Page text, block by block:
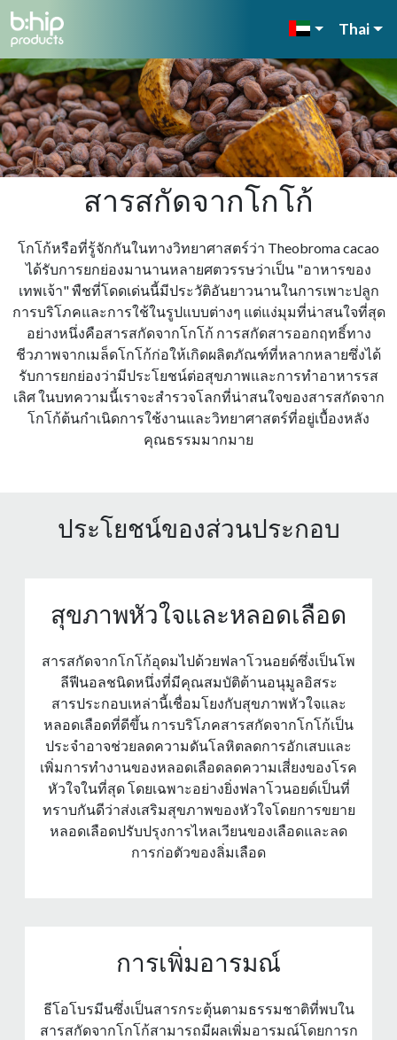
Thai
สารสกัดจากโกโก้
โกโก้หรือที่รู้จักกันในทางวิทยาศาสตร์ว่า Theobroma cacao
ได้รับการยกย่องมานานหลายศตวรรษว่าเป็น "อาหารของ
เทพเจ้า" พืชที่โดดเด่นนี้มีประวัติอันยาวนานในการเพาะปลูก
การบริโภคและการใช้ในรูปแบบต่างๆ แต่แง่มุมที่น่าสนใจที่สุด
อย่างหนึ่งคือสารสกัดจากโกโก้ การสกัดสารออกฤทธิ์ทาง
ชีวภาพจากเมล็ดโกโก้ก่อให้เกิดผลิตภัณฑ์ที่หลากหลายซึ่งได้
รับการยกย่องว่ามีประโยชน์ต่อสุขภาพและการทําอาหารรส
เลิศ ในบทความนี้เราจะสํารวจโลกที่น่าสนใจของสารสกัดจาก
โกโก้ต้นกําเนิดการใช้งานและวิทยาศาสตร์ที่อยู่เบื้องหลัง
คุณธรรมมากมาย
ประโยชน์ของส่วนประกอบ
สุขภาพหัวใจและหลอดเลือด
สารสกัดจากโกโก้อุดมไปด้วยฟลาโวนอยด์ซึ่งเป็นโพ
ลีฟีนอลชนิดหนึ่งที่มีคุณสมบัติต้านอนุมูลอิสระ
สารประกอบเหล่านี้เชื่อมโยงกับสุขภาพหัวใจและ
หลอดเลือดที่ดีขึ้น การบริโภคสารสกัดจากโกโก้เป็น
ประจําอาจช่วยลดความดันโลหิตลดการอักเสบและ
เพิ่มการทํางานของหลอดเลือดลดความเสี่ยงของโรค
หัวใจในที่สุด โดยเฉพาะอย่างยิ่งฟลาโวนอยด์เป็นที่
ทราบกันดีว่าส่งเสริมสุขภาพของหัวใจโดยการขยาย
หลอดเลือดปรับปรุงการไหลเวียนของเลือดและลด
การก่อตัวของลิ่มเลือด
การเพิ่มอารมณ์
ธีโอโบรมีนซึ่งเป็นสารกระตุ้นตามธรรมชาติที่พบใน
สารสกัดจากโกโก้สามารถมีผลเพิ่มอารมณ์โดยการก